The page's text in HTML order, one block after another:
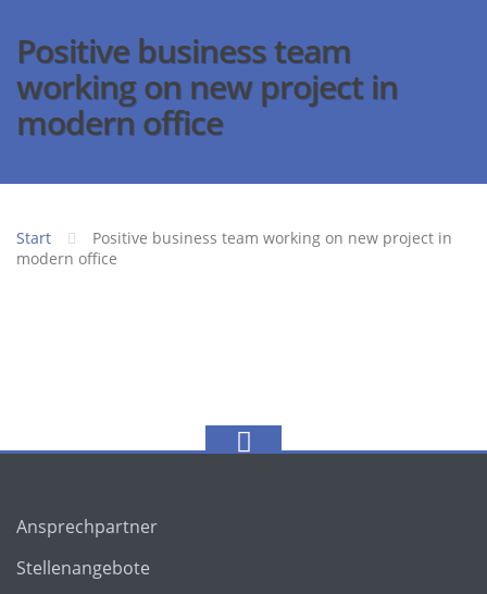
Positive business team
working on new project in
modern office
Start
Positive business team working on new project in
modern office
Ansprechpartner
Stellenangebote